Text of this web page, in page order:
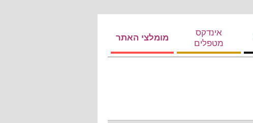
אינדקס
מטפלים
מומלצי האתר